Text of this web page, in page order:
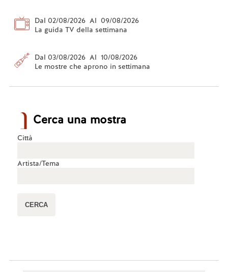
Dal 02/08/2026 Al 09/08/2026
La guida TV della settimana
Dal 03/08/2026 Al 10/08/2026
Le mostre che aprono in settimana
Cerca una mostra
Città
Artista/Tema